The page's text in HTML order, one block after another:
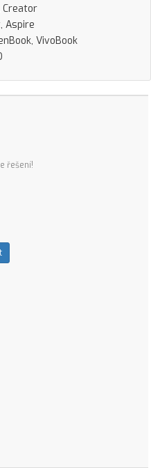
Creator
Aspire
VivoBook
řešení!